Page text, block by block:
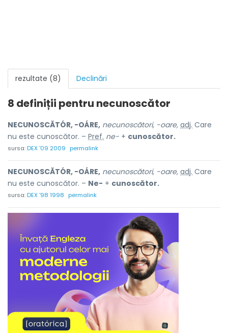
rezultate (8) Declinări
8 definiții pentru necunoscător
NECUNOSCĂTÓR, -OÁRE, necunoscători, -oare, adj. Care
nu este cunoscător. – Pref. ne- + cunoscător.
sursa:DEX '09 2009 permalink
NECUNOSCĂTÓR, -OÁRE, necunoscători, -oare, adj. Care
nu este cunoscător. – Ne- + cunoscător.
sursa:DEX '98 1998 permalink